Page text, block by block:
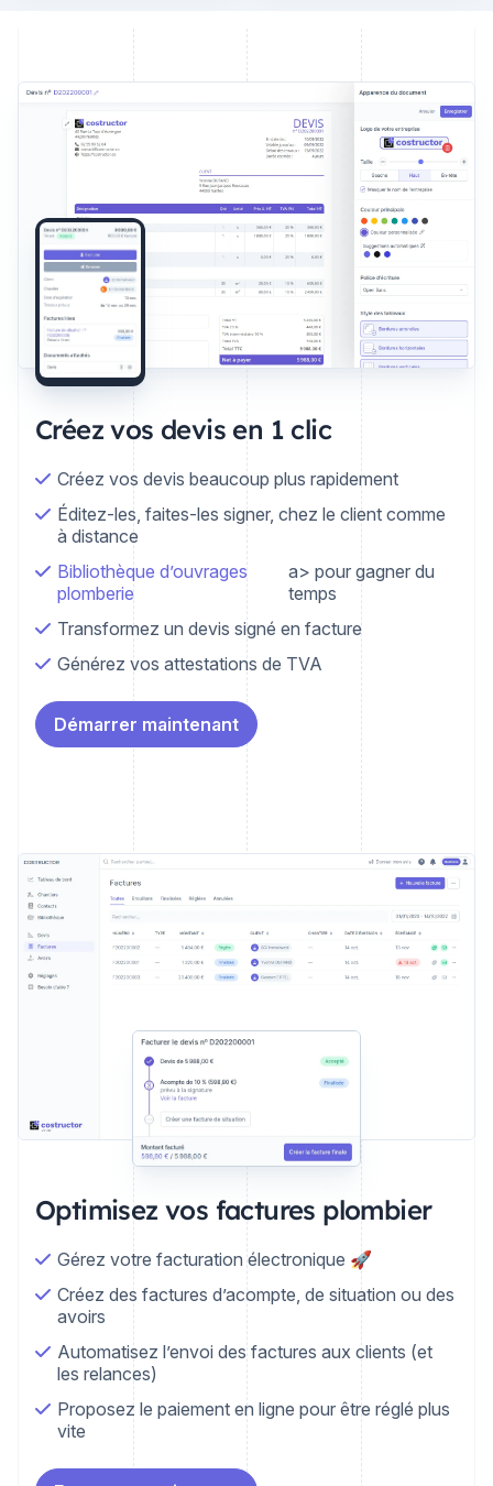
Créez vos devis en 1 clic
Créez vos devis beaucoup plus rapidement
Éditez-les, faites-les signer, chez le client comme
à distance
Bibliothèque d’ouvrages
plomberie
a> pour gagner du
temps
Transformez un devis signé en facture
Générez vos attestations de TVA
Démarrer maintenant
Optimisez vos factures plombier
Gérez votre facturation électronique 🚀
Créez des factures d’acompte, de situation ou des
avoirs
Automatisez l’envoi des factures aux clients (et
les relances)
Proposez le paiement en ligne pour être réglé plus
vite